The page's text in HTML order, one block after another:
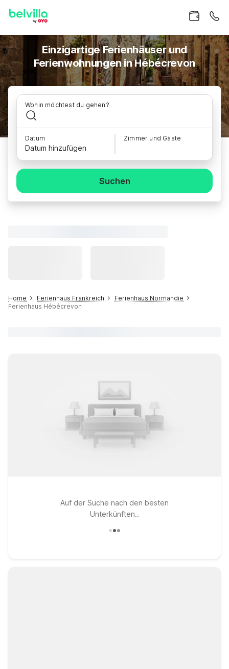
Einzigartige Ferienhäuser und
Ferienwohnungen in Hébécrevon
Wohin möchtest du gehen?
Datum
Datum hinzufügen
Zimmer und Gäste
Suchen
Home Ferienhaus Frankreich
Ferienhaus Normandie
Ferienhaus Hébécrevon
Auf der Suche nach den besten
Unterkünften..